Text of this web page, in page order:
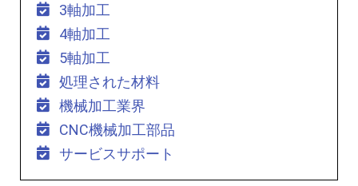
3軸加工
4軸加工
5軸加工
処理された材料
機械加工業界
CNC機械加工部品
サービスサポート